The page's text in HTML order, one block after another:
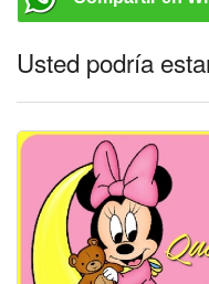
Usted podría